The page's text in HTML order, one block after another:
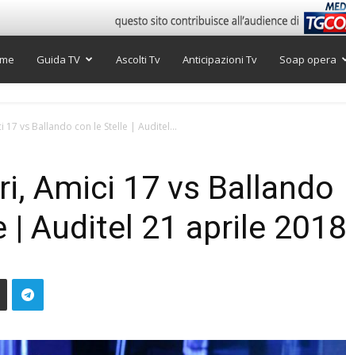
Guida TV Ascolti Tv Anticipazioni Tv Soap opera
17 vs Ballando con le Stelle | Auditel...
Amici 17 vs Ballando
| Auditel 21 aprile 2018